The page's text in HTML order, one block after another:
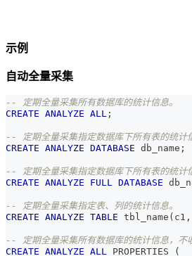
示例
自动全量采集
-- 定期全量采集所有数据库的统计信息。
CREATE ANALYZE ALL ;
-- 定期全量采集指定数据库下所有表的统计
CREATE ANALYZE DATABASE db_name ;
-- 定期全量采集指定数据库下所有表的统计
CREATE ANALYZE FULL DATABASE
-- 定期全量采集指定表、列的统计信息。
CREATE ANALYZE TABLE tbl_name ( c1 ,
-- 定期全量采集所有数据库的统计信息，不
CREATE ANALYZE ALL PROPERTIES
(